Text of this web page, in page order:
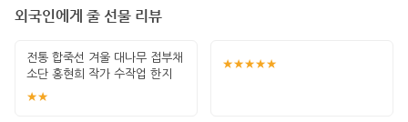
외국인에게 줄 선물 리뷰
전통 합죽선 겨울 대나무 접부채
소단 홍현희 작가 수작업 한지
그림 고급
★★
★★★★★